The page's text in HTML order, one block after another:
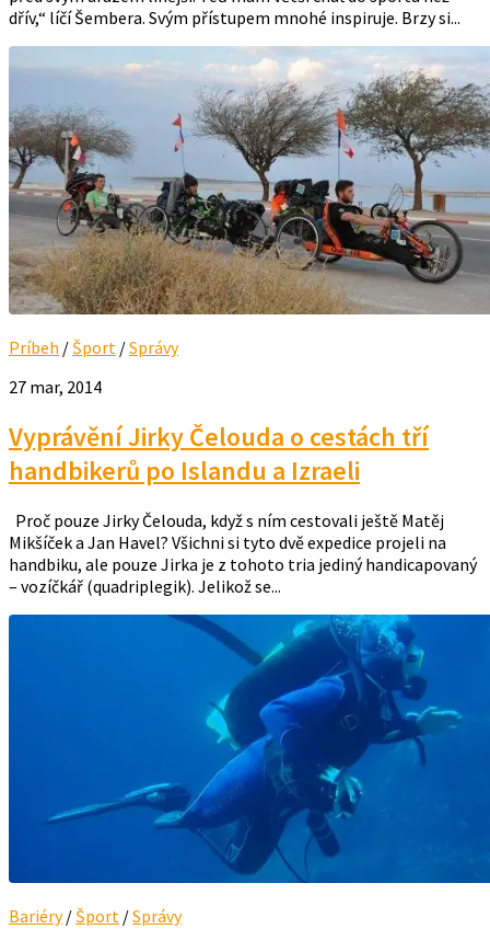
dřív,“ líčí Šembera. Svým přístupem mnohé inspiruje. Brzy si...
Príbeh /Šport /Správy
27 mar, 2014
Vyprávění Jirky Čelouda o cestách tří
handbikerů po Islandu a Izraeli
Proč pouze Jirky Čelouda, když s ním cestovali ještě Matěj
Mikšíček a Jan Havel? Všichni si tyto dvě expedice projeli na
handbiku, ale pouze Jirka je z tohoto tria jediný handicapovaný
– vozíčkář (quadriplegik). Jelikož se...
Bariéry/Šport /Správy